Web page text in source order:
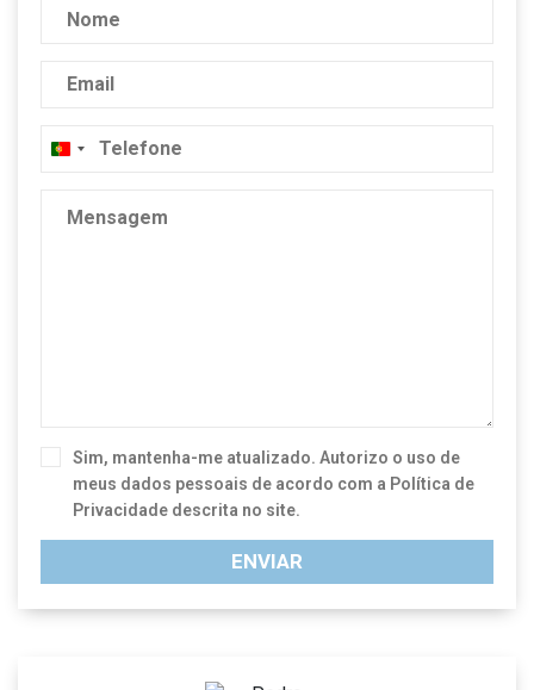
Portugal
Sim, mantenha-me atualizado. Autorizo o uso de
meus dados pessoais de acordo com a Política de
Privacidade descrita no site.
ENVIAR